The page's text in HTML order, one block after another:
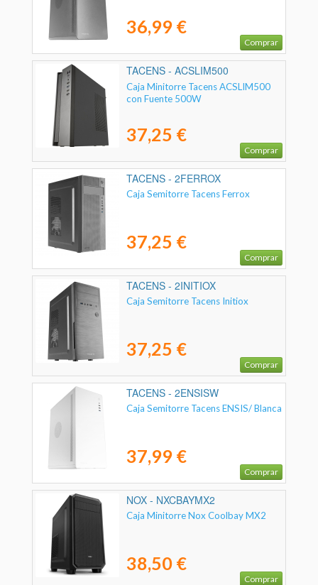
36,99 €
Comprar
TACENS - ACSLIM500
Caja Minitorre Tacens ACSLIM500
con Fuente 500W
37,25 €
Comprar
TACENS - 2FERROX
Caja Semitorre Tacens Ferrox
37,25 €
Comprar
TACENS - 2INITIOX
Caja Semitorre Tacens Initiox
37,25 €
Comprar
TACENS - 2ENSISW
Caja Semitorre Tacens ENSIS/ Blanca
37,99 €
Comprar
NOX - NXCBAYMX2
Caja Minitorre Nox Coolbay MX2
38,50 €
Comprar